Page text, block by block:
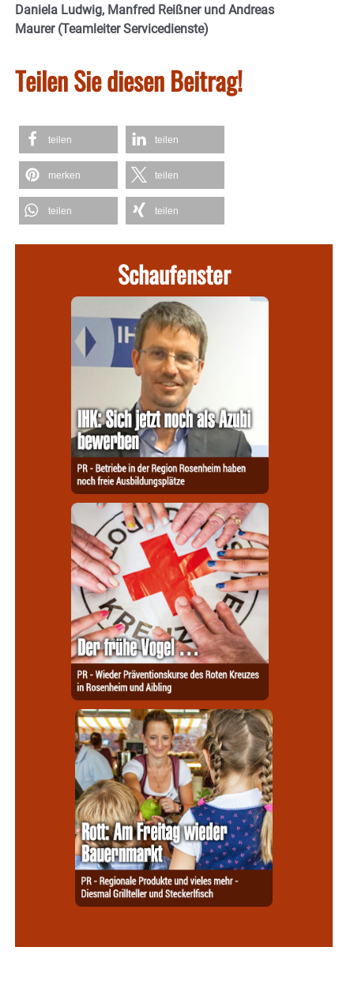
Daniela Ludwig, Manfred Reißner und Andreas
Maurer (Teamleiter Servicedienste)
Teilen Sie diesen Beitrag!
teilen teilen
merken teilen
teilen teilen
Schaufenster